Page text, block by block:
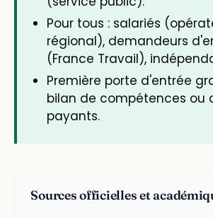
Pour tous : salariés
régional), demandeurs
(France Travail),
Première porte d'entrée
bilan de compétences ou
payants.
Sources officielles et